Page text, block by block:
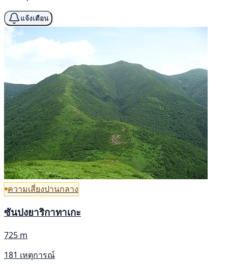
แจ้งเตือน
ความเสี่ยงปานกลาง
ซันปงยาริกาทาเกะ
725 m
181 เหตุการณ์